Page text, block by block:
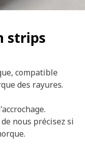
strips
compatible
des rayures.
nous précisez si